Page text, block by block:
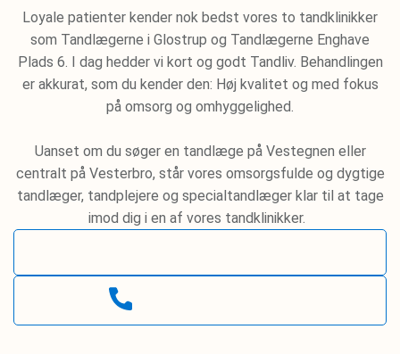
Loyale patienter kender nok bedst vores to tandklinikker
som Tandlægerne i Glostrup og Tandlægerne Enghave
Plads 6. I dag hedder vi kort og godt Tandliv. Behandlingen
er akkurat, som du kender den: Høj kvalitet og med fokus
på omsorg og omhyggelighed.
Uanset om du søger en tandlæge på Vestegnen eller
centralt på Vesterbro, står vores omsorgsfulde og dygtige
tandlæger, tandplejere og specialtandlæger klar til at tage
imod dig i en af vores tandklinikker.